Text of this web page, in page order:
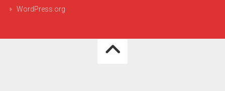
WordPress.org